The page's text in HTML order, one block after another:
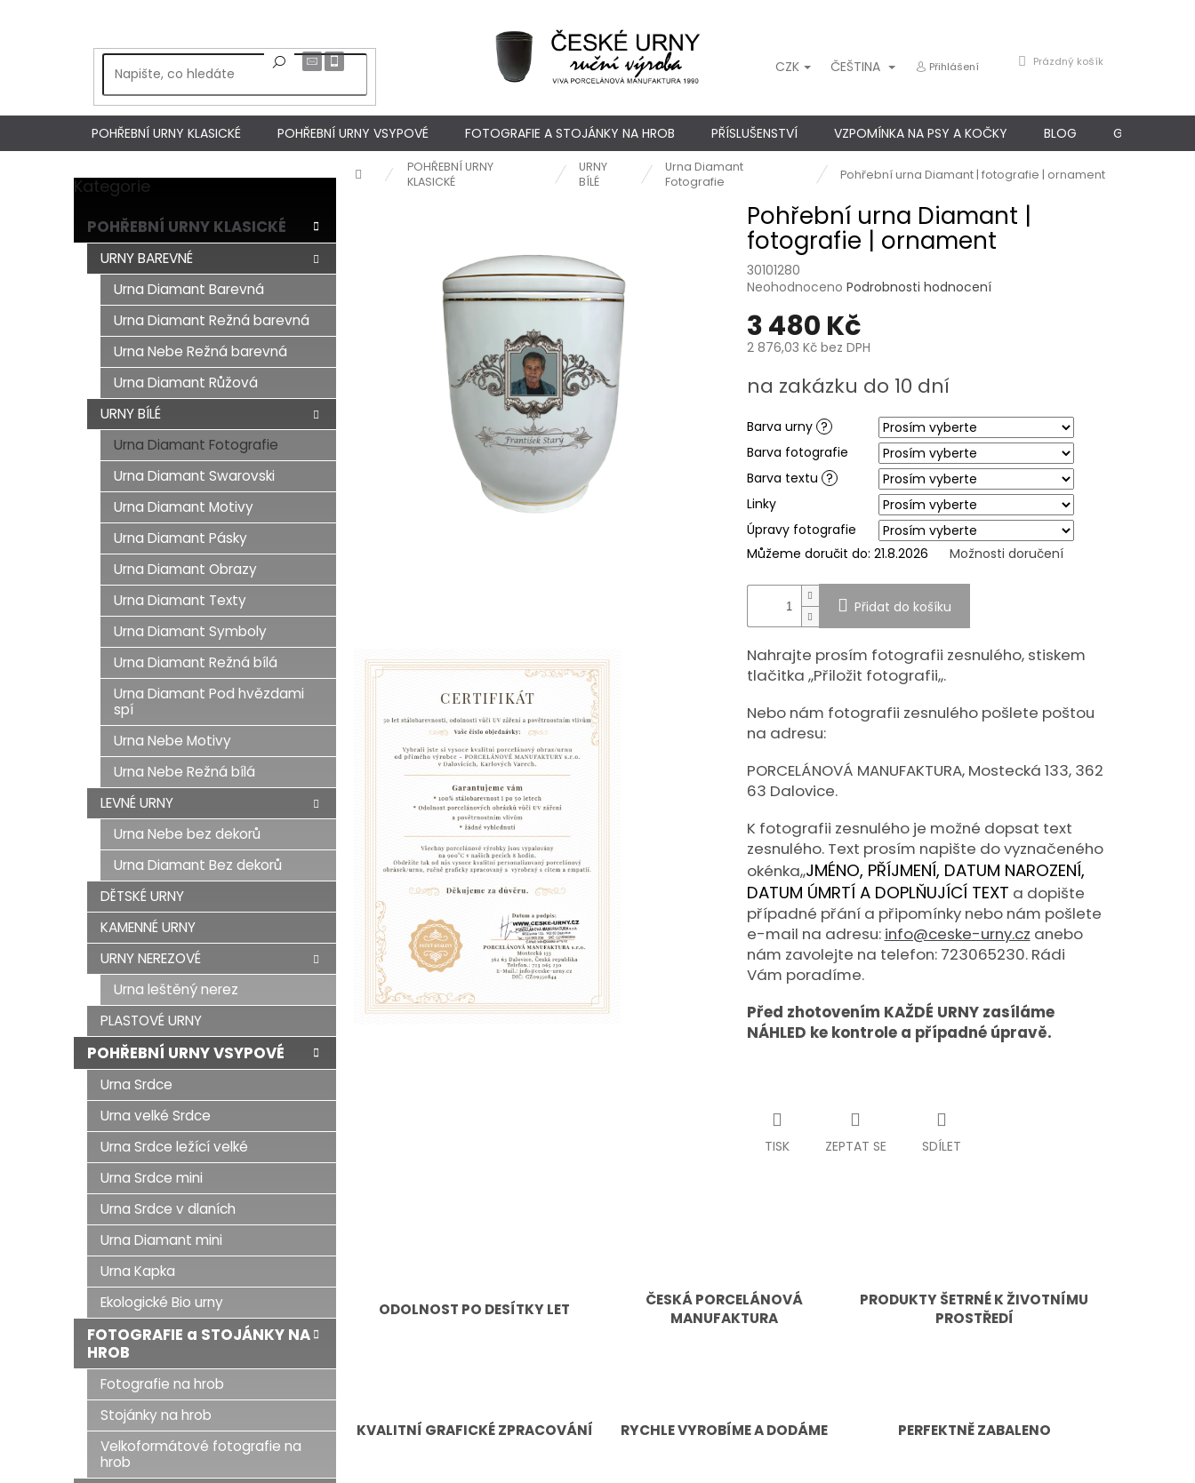
CZK
ČEŠTINA Přihlášení
NÁKUPNÍ
Prázdný košík
POHŘEBNÍ URNY KLASICKÉ POHŘEBNÍ URNY VSYPOVÉ FOTOGRAFIE A STOJÁNKY NA HROB PŘÍSLUŠENSTVÍ VZPOMÍNKA NA PSY A KOČKY BLOG GARANCE
Domů
POHŘEBNÍ URNY
KLASICKÉ
URNY
BÍLÉ
Urna Diamant
Fotografie
Pohřební urna Diamant | fotografie | ornament
P
s
Přeskočit
kategorie
Kategorie
POHŘEBNÍ URNY KLASICKÉ
URNY BAREVNÉ
Urna Diamant Barevná
Urna Diamant Režná barevná
Urna Nebe Režná barevná
Urna Diamant Růžová
URNY BÍLÉ
Urna Diamant Fotografie
Urna Diamant Swarovski
Urna Diamant Motivy
Urna Diamant Pásky
Urna Diamant Obrazy
Urna Diamant Texty
Urna Diamant Symboly
Urna Diamant Režná bílá
Urna Diamant Pod hvězdami
spí
Urna Nebe Motivy
Urna Nebe Režná bílá
LEVNÉ URNY
Urna Nebe bez dekorů
Urna Diamant Bez dekorů
DĚTSKÉ URNY
KAMENNÉ URNY
URNY NEREZOVÉ
Urna leštěný nerez
PLASTOVÉ URNY
POHŘEBNÍ URNY VSYPOVÉ
Urna Srdce
Urna velké Srdce
Urna Srdce ležící velké
Urna Srdce mini
Urna Srdce v dlaních
Urna Diamant mini
Urna Kapka
Ekologické Bio urny
FOTOGRAFIE a STOJÁNKY NA
HROB
Fotografie na hrob
Stojánky na hrob
Velkoformátové fotografie na
hrob
Pohřební urna Diamant |
fotografie | ornament
30101280
Průměrné
produktu
je
0,0
5
Neohodnoceno Podrobnosti hodnocení
3 480 Kč
2 876,03 Kčbez DPH
cena:
na zakázku do 10 dní
Barva urny ?
Barva fotografie
Barva textu ?
Linky
Úpravy fotografie
Můžeme doručit do: 21.8.2026 Možnosti doručení
Přidat do košíku
Nahrajte prosím fotografii zesnulého, stiskem
tlačitka ,,Přiložit fotografii,,.
Nebo nám fotografii zesnulého pošlete poštou
na adresu:
PORCELÁNOVÁ MANUFAKTURA, Mostecká 133, 362
63 Dalovice.
K fotografii zesnulého je možné dopsat text
zesnulého. Text prosím napište do vyznačeného
okénka,,JMÉNO, PŘÍJMENÍ, DATUM NAROZENÍ,
DATUM ÚMRTÍ A DOPLŇUJÍCÍ TEXT a dopište
případné přání a připomínky nebo nám pošlete
e-mail na adresu: info@ceske-urny.cz anebo
nám zavolejte na telefon: 723065230. Rádi
Vám poradíme.
Před zhotovením KAŽDÉ URNY zasíláme
NÁHLED ke kontrole a případné úpravě.
TISK ZEPTAT SE SDÍLET
ODOLNOST PO DESÍTKY LET
ČESKÁ PORCELÁNOVÁ
MANUFAKTURA
PRODUKTY ŠETRNÉ K ŽIVOTNÍMU
PROSTŘEDÍ
KVALITNÍ GRAFICKÉ ZPRACOVÁNÍ RYCHLE VYROBÍME A DODÁME PERFEKTNĚ ZABALENO